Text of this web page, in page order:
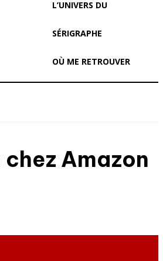
L’UNIVERS DU
SÉRIGRAPHE
OÙ ME RETROUVER
Amazon